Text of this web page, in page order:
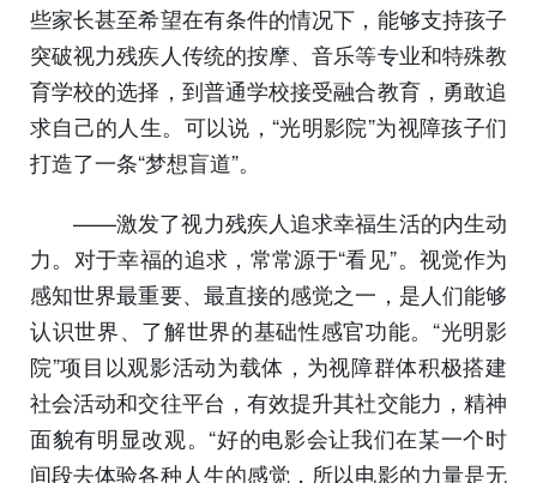
些家长甚至希望在有条件的情况下，能够支持孩子
突破视力残疾人传统的按摩、音乐等专业和特殊教
育学校的选择，到普通学校接受融合教育，勇敢追
求自己的人生。可以说，“光明影院”为视障孩子们
打造了一条“梦想盲道”。
——激发了视力残疾人追求幸福生活的内生动
力。对于幸福的追求，常常源于“看见”。视觉作为
感知世界最重要、最直接的感觉之一，是人们能够
认识世界、了解世界的基础性感官功能。“光明影
院”项目以观影活动为载体，为视障群体积极搭建
社会活动和交往平台，有效提升其社交能力，精神
面貌有明显改观。“好的电影会让我们在某一个时
间段去体验各种人生的感觉，所以电影的力量是无